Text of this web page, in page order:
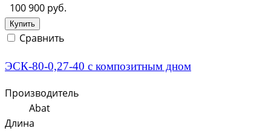
100 900 руб.
Купить
Сравнить
ЭСК-80-0,27-40 с композитным дном
Производитель
Abat
Длина